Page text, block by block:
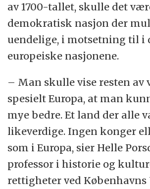
av 1700-tallet, skulle det
demokratisk nasjon der
uendelige, i motsetning til i
europeiske nasjonene.
– Man skulle vise resten av
spesielt Europa, at man
mye bedre. Et land der alle
likeverdige. Ingen konger
som i Europa, sier Helle
professor i historie og
rettigheter ved